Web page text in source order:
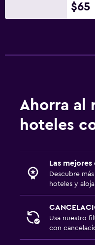
$65
Ahorra al
hoteles
Las
Descubre
hoteles y
Usa nuestro
con